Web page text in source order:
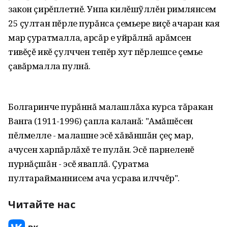
закон çирĕплетнĕ. Унпа килĕшỹллĕн римлянсем
25 çултан пĕрле пурăнса çемьере виçĕ ачаран кая
мар çуратмалла, арсăр е уйрăлнă арăмсен
тивĕçĕ икĕ çулччен тепĕр хут пĕрлешсе çемье
çавăрмалла пулнă.
Болгаринче пурăннă малашлăха курса тăракан
Ванга (1911-1996) çапла каланă: "Амăшĕсен
пĕлмелле - малашне эсĕ хăвăншăн çеç мар,
ачусен харпăрлăхĕ те пулăн. Эсĕ парнеленĕ
пурнăçшăн - эсĕ яваплă. Çуратма
пултарайманнисем ача усрава илччĕр".
Читайте нас